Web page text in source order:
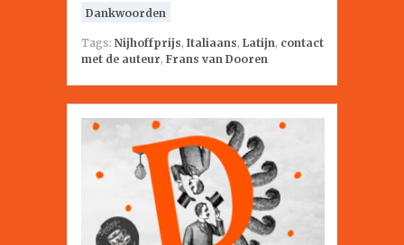
Dankwoorden
Tags: Nijhoffprijs, Italiaans, Latijn, contact
met de auteur, Frans van Dooren